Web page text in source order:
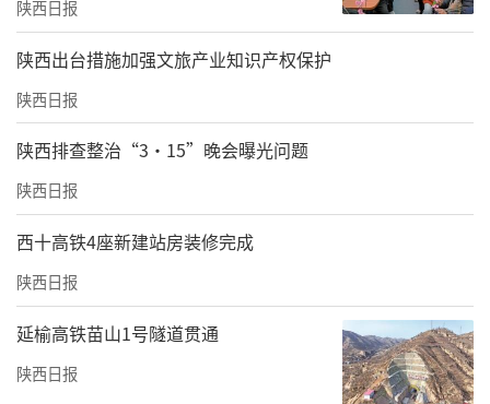
陕西日报
​陕西出台措施加强文旅产业知识产权保护
陕西日报
陕西排查整治“3·15”晚会曝光问题
陕西日报
西十高铁4座新建站房装修完成
陕西日报
延榆高铁苗山1号隧道贯通
陕西日报